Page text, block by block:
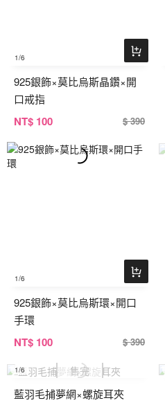
1/6
925銀飾×莫比烏斯晶鑽×開
口戒指
NT$ 100 $ 390
1/6
925銀飾×莫比烏斯環×開口
手環
NT$ 100 $ 390
1/6
藍羽毛捕夢網×螺旋耳夾